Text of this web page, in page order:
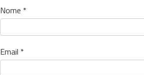
Nome *
Email *